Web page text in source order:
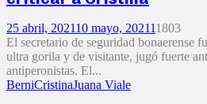
25 abril, 202110 mayo, 202111803
El secretario de seguridad bonaerense
ultra gorila y de visitante, jugó fuerte
antiperonistas. El...
BerniCristinaJuana Viale